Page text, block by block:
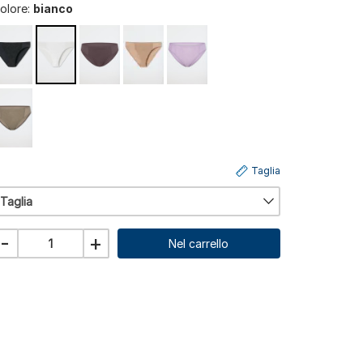
bianco
Taglia
Taglia
- + Nel carrello